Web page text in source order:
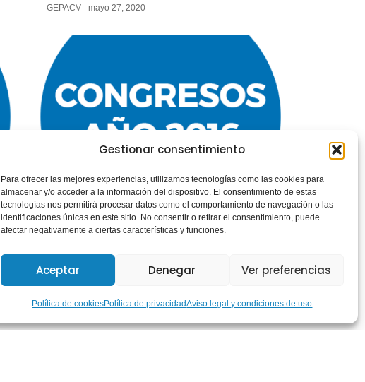
Gestionar consentimiento
Para ofrecer las mejores experiencias, utilizamos tecnologías como las cookies para
almacenar y/o acceder a la información del dispositivo. El consentimiento de estas
tecnologías nos permitirá procesar datos como el comportamiento de navegación o las
identificaciones únicas en este sitio. No consentir o retirar el consentimiento, puede
afectar negativamente a ciertas características y funciones.
Aceptar Denegar Ver preferencias
Política de cookiesPolítica de privacidadAviso legal y condiciones de uso
GEPACV mayo 27, 2020
Año 2016
GEPACV mayo 27, 2020